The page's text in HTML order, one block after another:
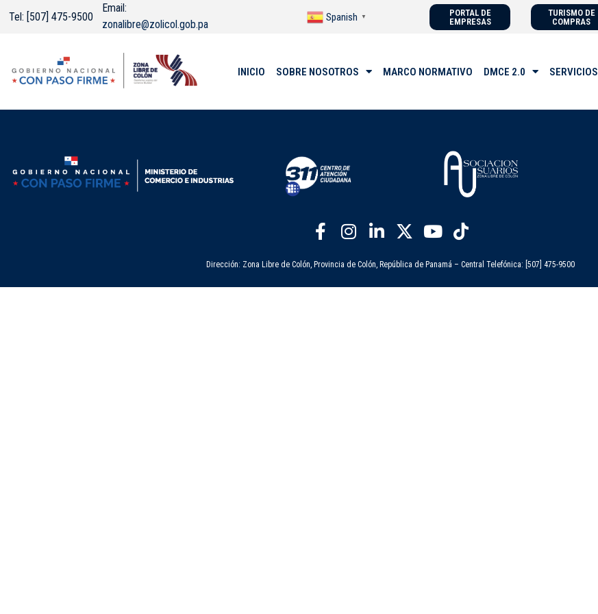
Tel: [507] 475-9500
Email:
zonalibre@zolicol.gob.pa
Spanish ▼
PORTAL DE
EMPRESAS
TURISMO DE
COMPRAS
INICIO SOBRE NOSOTROS MARCO NORMATIVO DMCE 2.0 SERVICIOS
Dirección: Zona Libre de Colón, Provincia de Colón, República de Panamá – Central Telefónica: [507] 475-9500